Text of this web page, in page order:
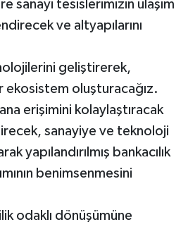
sanayi tesislerimizin ulaşım
ve altyapılarını
geliştirerek,
ekosistem oluşturacağız.
erişimini kolaylaştıracak
sanayiye ve teknoloji
yapılandırılmış bankacılık
benimsenmesini
odaklı dönüşümüne